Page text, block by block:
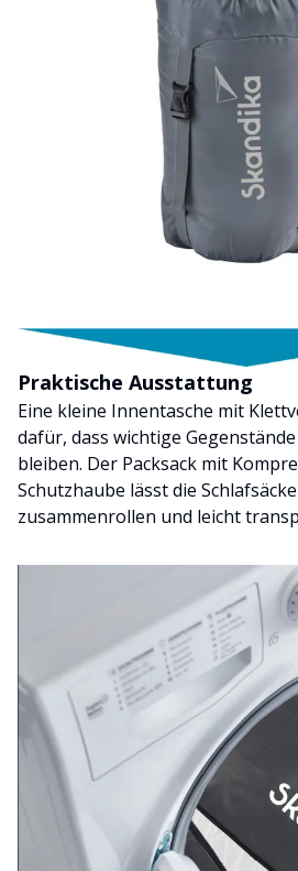
Praktische Ausstattung
Eine kleine Innentasche mit
dafür, dass wichtige
bleiben. Der Packsack mit
Schutzhaube lässt die
zusammenrollen und leicht